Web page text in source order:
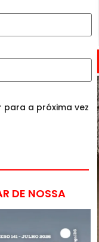
para a próxima vez
DE NOSSA